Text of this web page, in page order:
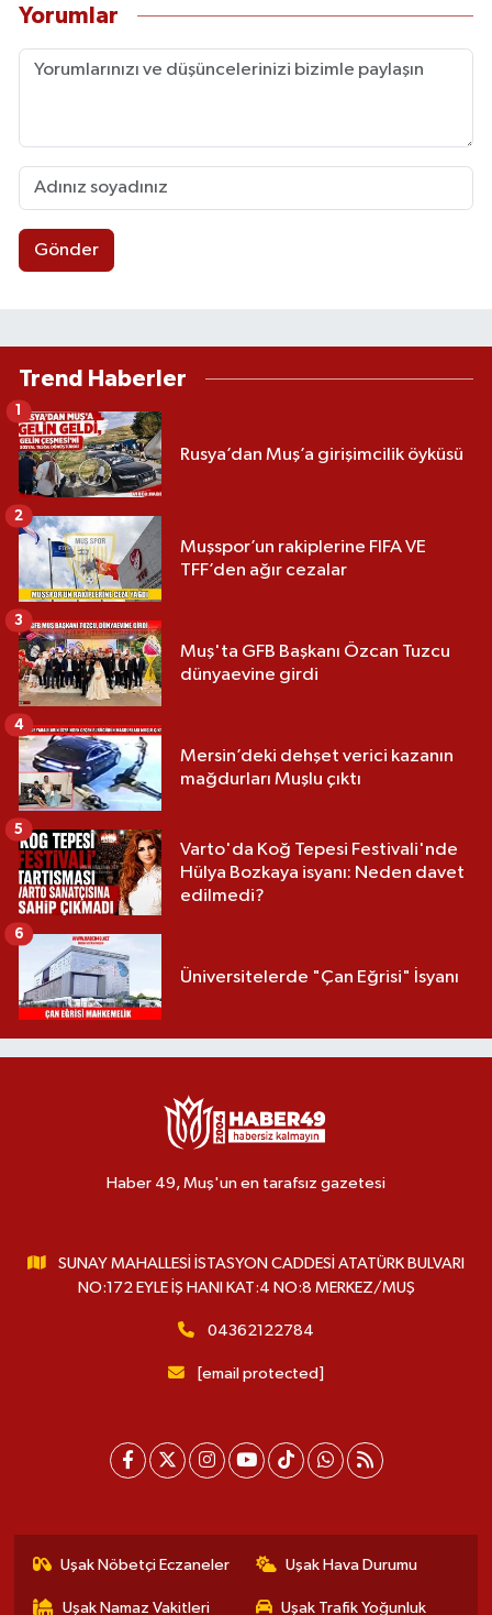
Yorumlar
Gönder
Trend Haberler
Rusya’dan Muş’a girişimcilik öyküsü
Muşspor’un rakiplerine FIFA VE
TFF’den ağır cezalar
2
Muş'ta GFB Başkanı Özcan Tuzcu
dünyaevine girdi
3
Mersin’deki dehşet verici kazanın
mağdurları Muşlu çıktı
4
Varto'da Koğ Tepesi Festivali'nde
Hülya Bozkaya isyanı: Neden davet
edilmedi?
5
Üniversitelerde "Çan Eğrisi" İsyanı
6
Haber 49, Muş'un en tarafsız gazetesi
SUNAY MAHALLESİ İSTASYON CADDESİ ATATÜRK BULVARI
NO:172 EYLE İŞ HANI KAT:4 NO:8 MERKEZ/MUŞ
04362122784
[email protected]
Uşak Nöbetçi Eczaneler Uşak Hava Durumu
Uşak Namaz Vakitleri Uşak Trafik Yoğunluk